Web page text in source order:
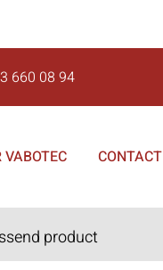
660 08 94
VABOTEC CONTACT
product